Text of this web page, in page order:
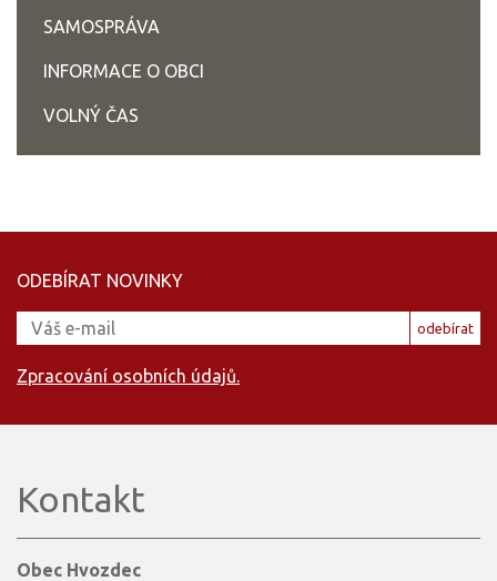
SAMOSPRÁVA
INFORMACE O OBCI
VOLNÝ ČAS
ODEBÍRAT NOVINKY
odebírat
Zpracování osobních údajů.
Kontakt
Obec Hvozdec